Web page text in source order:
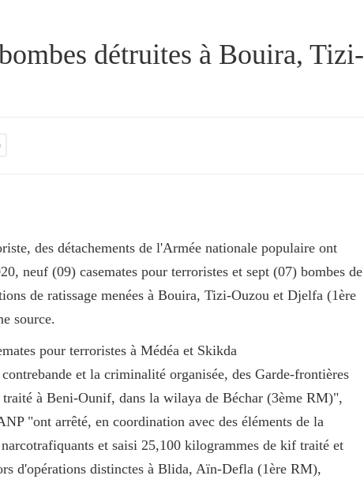
détruites à Bouira, Tizi-
des détachements de l'Armée nationale populaire ont
neuf (09) casemates pour terroristes et sept (07) bombes de
de ratissage menées à Bouira, Tizi-Ouzou et Djelfa (1ère
source.
pour terroristes à Médéa et Skikda
et la criminalité organisée, des Garde-frontières
à Beni-Ounif, dans la wilaya de Béchar (3ème RM)",
"ont arrêté, en coordination avec des éléments de la
et saisi 25,100 kilogrammes de kif traité et
d'opérations distinctes à Blida, Aïn-Defla (1ère RM),